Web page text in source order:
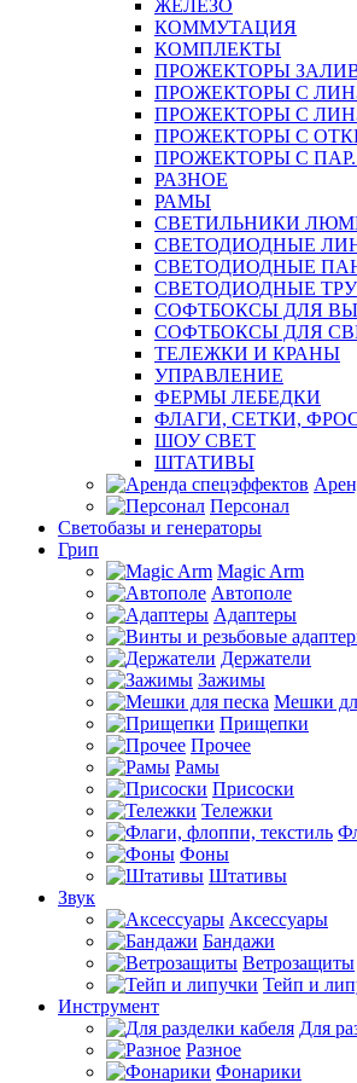
ЖЕЛЕЗО
КОММУТАЦИЯ
КОМПЛЕКТЫ
ПРОЖЕКТОРЫ
ПРОЖЕКТОРЫ С
ПРОЖЕКТОРЫ С
ПРОЖЕКТОРЫ С
ПРОЖЕКТОРЫ С ПАР.
РАЗНОЕ
РАМЫ
СВЕТИЛЬНИКИ
СВЕТОДИОДНЫЕ
СВЕТОДИОДНЫЕ
СВЕТОДИОДНЫЕ
СОФТБОКСЫ ДЛЯ
СОФТБОКСЫ ДЛЯ
ТЕЛЕЖКИ И КРАНЫ
УПРАВЛЕНИЕ
ФЕРМЫ ЛЕБЕДКИ
ФЛАГИ, СЕТКИ,
ШОУ СВЕТ
ШТАТИВЫ
Персонал
Светобазы и генераторы
Грип
Magic Arm
Автополе
Адаптеры
Держатели
Зажимы
Мешки
Прищепки
Прочее
Рамы
Присоски
Тележки
Фоны
Штативы
Звук
Аксессуары
Бандажи
Ветрозащиты
Тейп и
Инструмент
Для
Разное
Фонарики